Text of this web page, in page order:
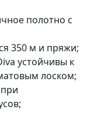
полотно с
350 м и пряжи;
устойчивы к
лоском;